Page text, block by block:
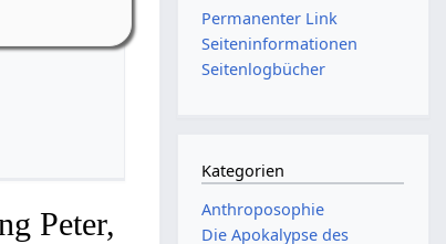
Peter,
Permanenter Link
Seiten­­informationen
Seitenlogbücher
Kategorien
Anthroposophie
Die Apokalypse des